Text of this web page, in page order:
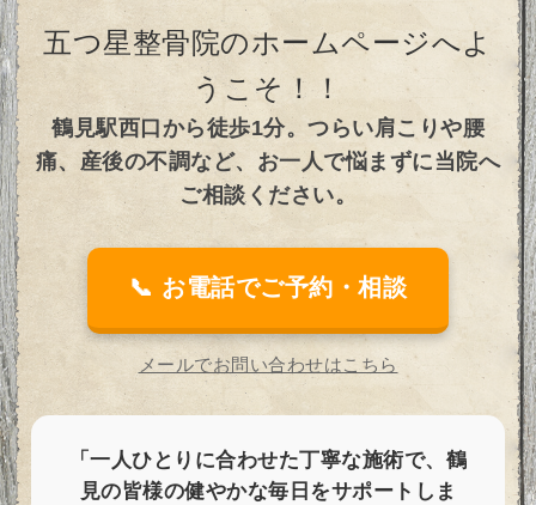
五つ星整骨院のホームページへよ
うこそ！！
鶴見駅西口から徒歩1分。つらい肩こりや腰
痛、産後の不調など、お一人で悩まずに当院へ
ご相談ください。
📞 お電話でご予約・相談
メールでお問い合わせはこちら
「一人ひとりに合わせた丁寧な施術で、鶴
見の皆様の健やかな毎日をサポートしま